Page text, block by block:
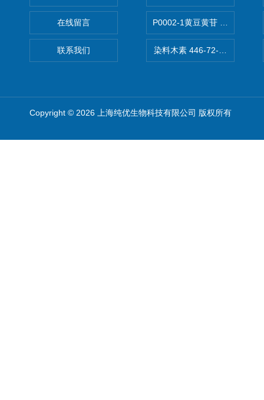
在线留言
联系我们
P0002-1黄豆黄苷 40246-10-
染料木素 446-72-0
Copyright © 2026 上海纯优生物科技有限公司 版权所有